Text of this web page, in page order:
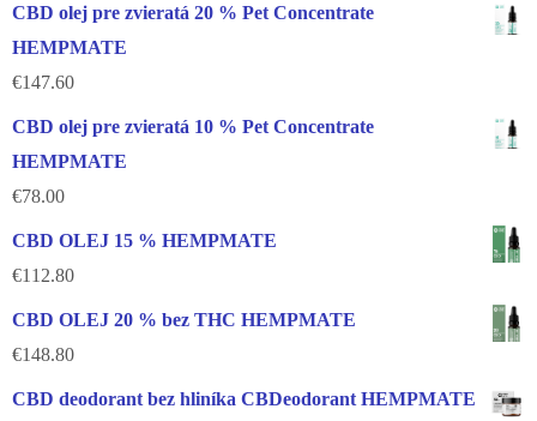
CBD olej pre zvieratá 20 % Pet Concentrate
HEMPMATE
€147.60
CBD olej pre zvieratá 10 % Pet Concentrate
HEMPMATE
€78.00
CBD OLEJ 15 % HEMPMATE
€112.80
CBD OLEJ 20 % bez THC HEMPMATE
€148.80
CBD deodorant bez hliníka CBDeodorant HEMPMATE